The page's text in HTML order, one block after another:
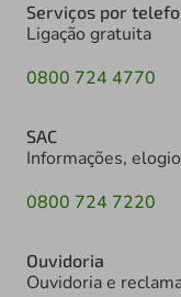
Serviços por
Ligação gratuita
0800 724 4770
SAC
Informações,
0800 724 7220
Ouvidoria
Ouvidoria e